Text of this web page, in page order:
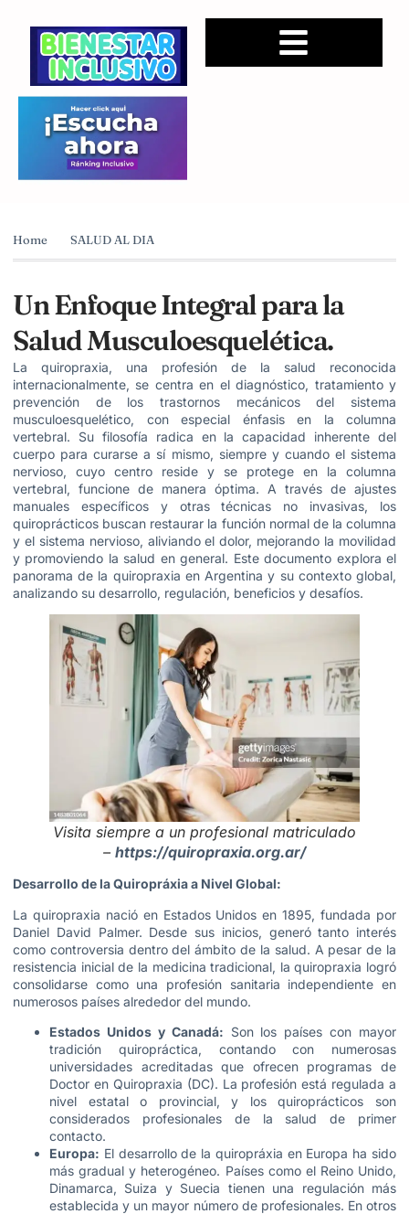
Home SALUD AL DIA
Un Enfoque Integral para la
Salud Musculoesquelética.
La quiropraxia, una profesión de la salud reconocida
internacionalmente, se centra en el diagnóstico, tratamiento y
prevención de los trastornos mecánicos del sistema
musculoesquelético, con especial énfasis en la columna
vertebral. Su filosofía radica en la capacidad inherente del
cuerpo para curarse a sí mismo, siempre y cuando el sistema
nervioso, cuyo centro reside y se protege en la columna
vertebral, funcione de manera óptima. A través de ajustes
manuales específicos y otras técnicas no invasivas, los
quiroprácticos buscan restaurar la función normal de la columna
y el sistema nervioso, aliviando el dolor, mejorando la movilidad
y promoviendo la salud en general. Este documento explora el
panorama de la quiropraxia en Argentina y su contexto global,
analizando su desarrollo, regulación, beneficios y desafíos.
Visita siempre a un profesional matriculado
– https://quiropraxia.org.ar/
Desarrollo de la Quiropráxia a Nivel Global:
La quiropraxia nació en Estados Unidos en 1895, fundada por
Daniel David Palmer. Desde sus inicios, generó tanto interés
como controversia dentro del ámbito de la salud. A pesar de la
resistencia inicial de la medicina tradicional, la quiropraxia logró
consolidarse como una profesión sanitaria independiente en
numerosos países alrededor del mundo.
Estados Unidos y Canadá: Son los países con mayor
tradición quiropráctica, contando con numerosas
universidades acreditadas que ofrecen programas de
Doctor en Quiropraxia (DC). La profesión está regulada a
nivel estatal o provincial, y los quiroprácticos son
considerados profesionales de la salud de primer
contacto.
Europa: El desarrollo de la quiropráxia en Europa ha sido
más gradual y heterogéneo. Países como el Reino Unido,
Dinamarca, Suiza y Suecia tienen una regulación más
establecida y un mayor número de profesionales. En otros